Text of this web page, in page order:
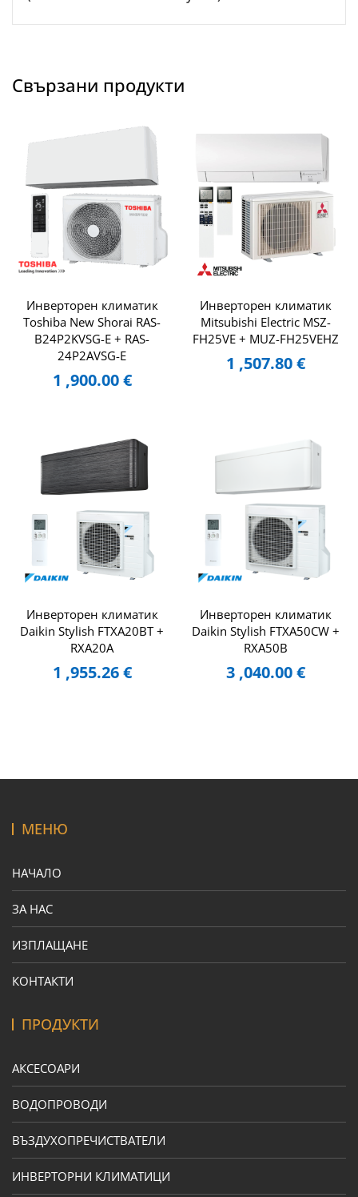
Свързани продукти
Инверторен климатик
Toshiba New Shorai RAS-
B24P2KVSG-E + RAS-
24P2AVSG-E
1 ,900.00€
Инверторен климатик
Mitsubishi Electric MSZ-
FH25VE + MUZ-FH25VEHZ
1 ,507.80€
Инверторен климатик
Daikin Stylish FTXA20BT +
RXA20A
1 ,955.26€
Инверторен климатик
Daikin Stylish FTXA50CW +
RXA50B
3 ,040.00€
МЕНЮ
НАЧАЛО
ЗА НАС
ИЗПЛАЩАНЕ
КОНТАКТИ
ПРОДУКТИ
АКСЕСОАРИ
ВОДОПРОВОДИ
ВЪЗДУХОПРЕЧИСТВАТЕЛИ
ИНВЕРТОРНИ КЛИМАТИЦИ